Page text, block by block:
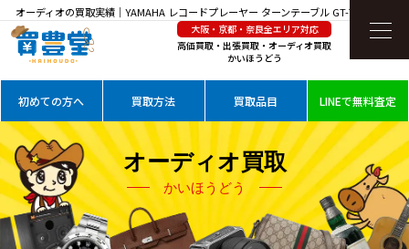
オーディオの買取実績｜YAMAHA レコードプレーヤー ターンテーブル GT-750を高価買
取
大阪・京都・奈良全エリア対応
高価買取・出張買取・オーディオ買取
かいほうどう
初めての方へ 買取方法 買取品目 LINEで無料査定
オーディオ買取
かいほうどう